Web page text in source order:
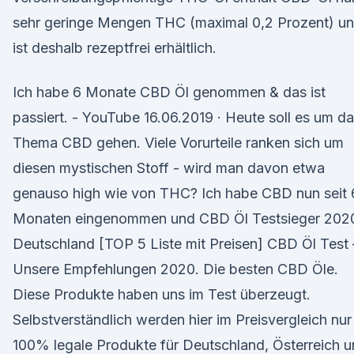
sehr geringe Mengen THC (maximal 0,2 Prozent)
ist deshalb rezeptfrei erhältlich.
Ich habe 6 Monate CBD Öl genommen & das ist
passiert. - YouTube 16.06.2019 · Heute soll es um
Thema CBD gehen. Viele Vorurteile ranken sich um
diesen mystischen Stoff - wird man davon etwa
genauso high wie von THC? Ich habe CBD nun seit
Monaten eingenommen und CBD Öl Testsieger
Deutschland [TOP 5 Liste mit Preisen] CBD Öl Test
Unsere Empfehlungen 2020. Die besten CBD Öle.
Diese Produkte haben uns im Test überzeugt.
Selbstverständlich werden hier im Preisvergleich nur
100% legale Produkte für Deutschland, Österreich